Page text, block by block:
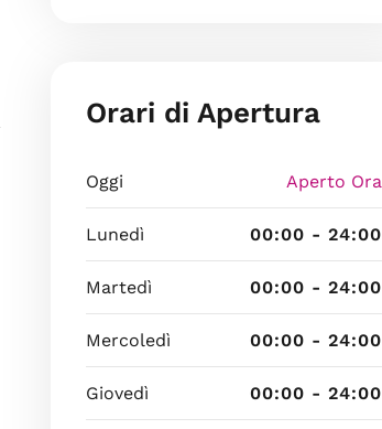
Orari di Apertura
Oggi Aperto Ora
Lunedì 00:00 - 24:00
Martedì 00:00 - 24:00
Mercoledì 00:00 - 24:00
Giovedì 00:00 - 24:00